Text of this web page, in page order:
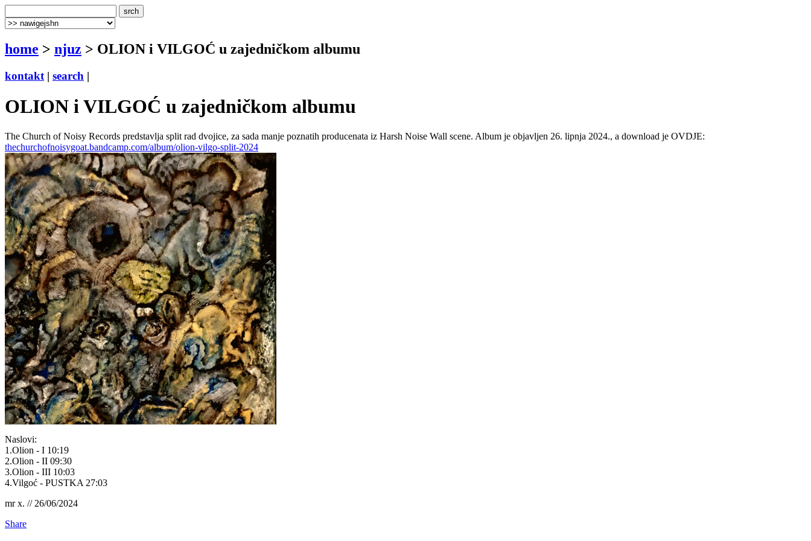
home > njuz > OLION i VILGOĆ u zajedničkom albumu
kontakt | search |
OLION i VILGOĆ u zajedničkom albumu
The Church of Noisy Records predstavlja split rad dvojice, za sada manje poznatih producenata iz Harsh Noise Wall scene. Album je objavljen 26. lipnja 2024., a download je OVDJE:
thechurchofnoisygoat.bandcamp.com/album/olion-vilgo-split-2024
Naslovi:
1.Olion - I 10:19
2.Olion - II 09:30
3.Olion - III 10:03
4.Vilgoć - PUSTKA 27:03
mr x. // 26/06/2024
Share